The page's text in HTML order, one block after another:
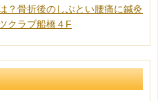
？骨折後のしぶとい腰痛に鍼灸
クラブ船橋４F